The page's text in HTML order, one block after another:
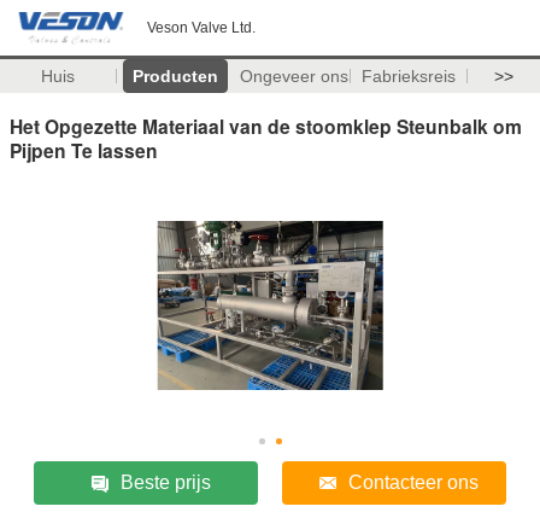
Veson Valve Ltd.
Huis Producten Ongeveer ons Fabrieksreis >>
Het Opgezette Materiaal van de stoomklep Steunbalk om
Pijpen Te lassen
Beste prijs Contacteer ons